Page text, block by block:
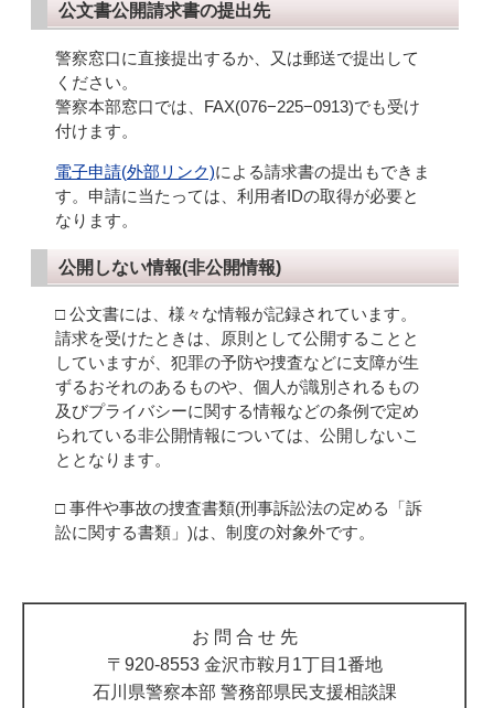
公文書公開請求書の提出先
警察窓口に直接提出するか、又は郵送で提出して
ください。
警察本部窓口では、FAX(076−225−0913)でも受け
付けます。
電子申請(外部リンク)による請求書の提出もできま
す。申請に当たっては、利用者IDの取得が必要と
なります。
公開しない情報(非公開情報)
□ 公文書には、様々な情報が記録されています。
請求を受けたときは、原則として公開することと
していますが、犯罪の予防や捜査などに支障が生
ずるおそれのあるものや、個人が識別されるもの
及びプライバシーに関する情報などの条例で定め
られている非公開情報については、公開しないこ
ととなります。
□ 事件や事故の捜査書類(刑事訴訟法の定める「訴
訟に関する書類」)は、制度の対象外です。
お 問 合 せ 先
〒920-8553 金沢市鞍月1丁目1番地
石川県警察本部 警務部県民支援相談課